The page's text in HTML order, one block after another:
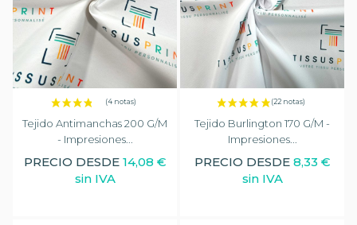
Tejido Antimanchas 200 G/m
- Impresiones...
PRECIO DESDE 14,08 €
sin IVA
Tejido Burlington 170 G/m -
Impresiones...
PRECIO DESDE 8,33 €
sin IVA